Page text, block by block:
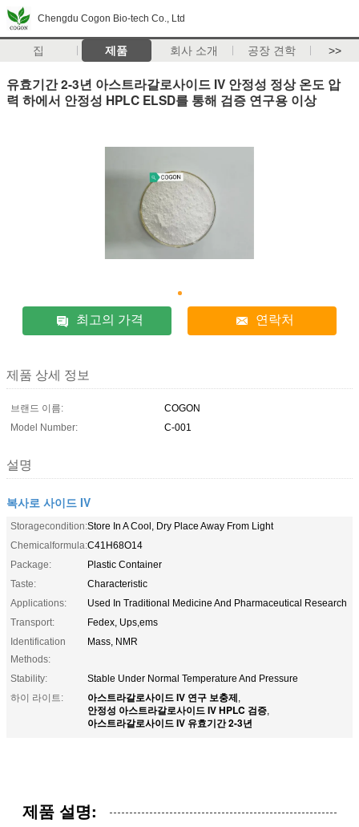
Chengdu Cogon Bio-tech Co., Ltd
집 제품 회사 소개 공장 견학 >>
유효기간 2-3년 아스트라갈로사이드 IV 안정성 정상 온도 압
력 하에서 안정성 HPLC ELSD를 통해 검증 연구용 이상
최고의 가격 연락처
제품 상세 정보
브랜드 이름:
COGON
Model Number:
C-001
설명
복사로 사이드 IV
Storagecondition:Store In A Cool, Dry Place Away From Light
Chemicalformula:C41H68O14
Package:
Plastic Container
Taste:
Characteristic
Applications:
Used In Traditional Medicine And Pharmaceutical Research
Transport:
Fedex, Ups,ems
Identification
Methods:
Mass, NMR
Stability:
Stable Under Normal Temperature And Pressure
하이 라이트:
아스트라갈로사이드 IV 연구 보충제,
안정성 아스트라갈로사이드 IV HPLC 검증,
아스트라갈로사이드 IV 유효기간 2-3년
제품 설명: